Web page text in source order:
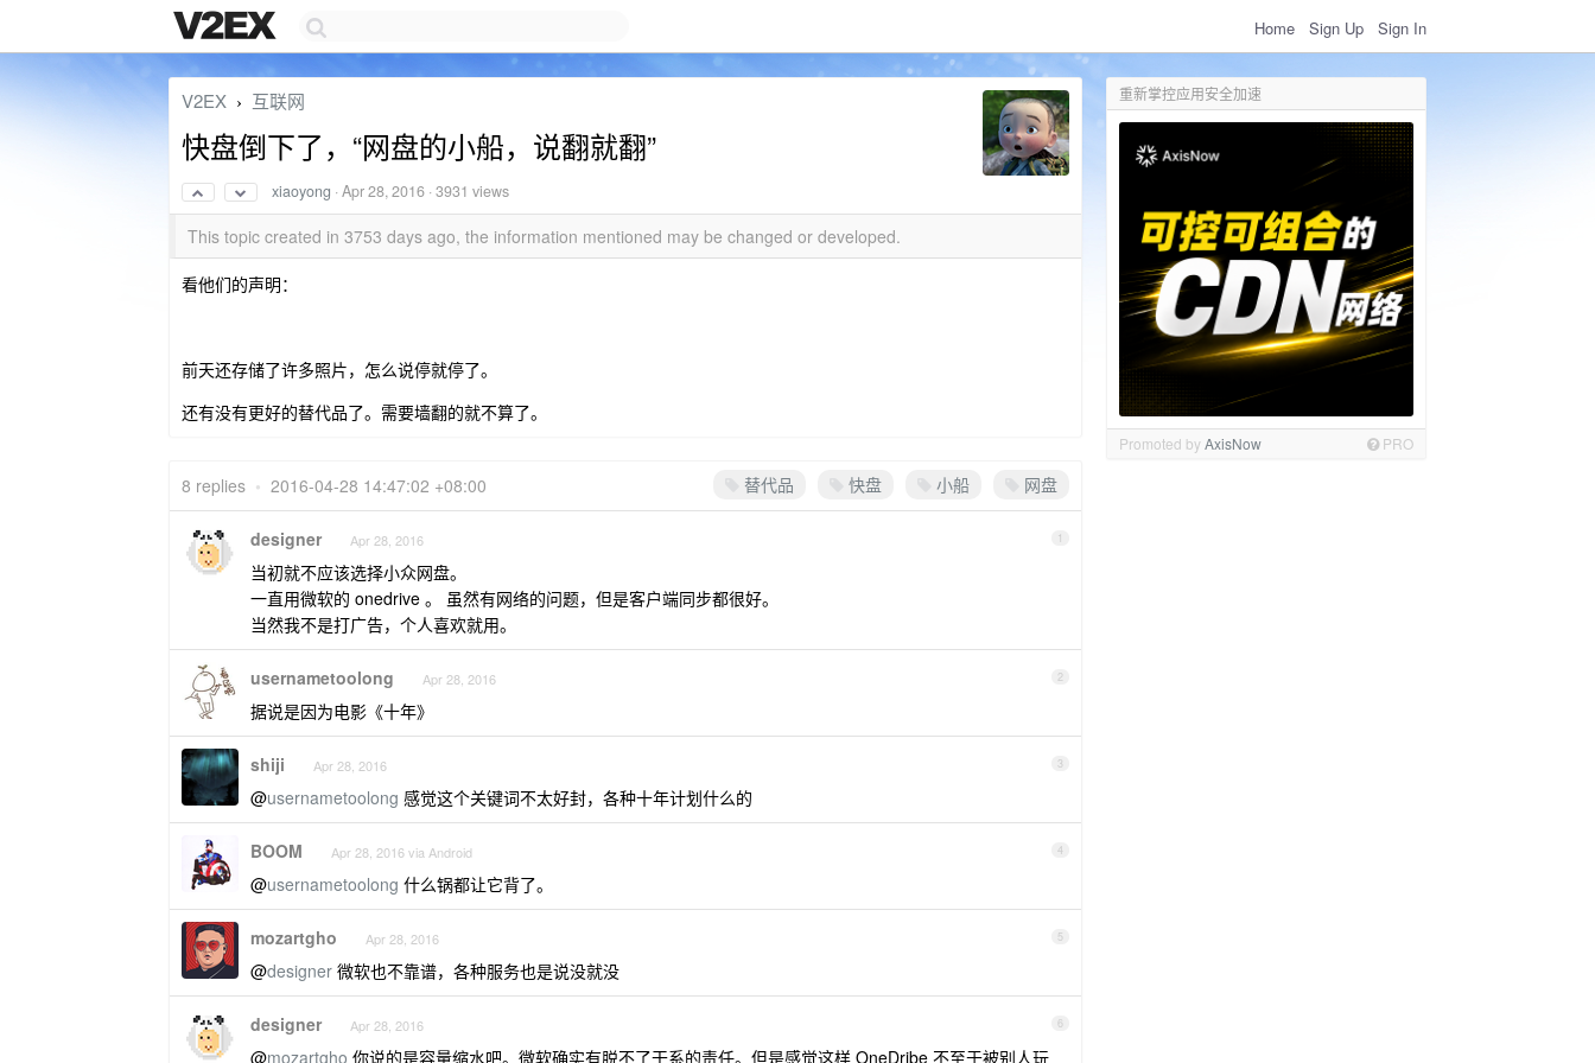
Home Sign Up Sign In
重新掌控应用安全加速
Promoted byAxisNow PRO
V2EX › 互联网
快盘倒下了，“网盘的小船，说翻就翻”
xiaoyong ·Apr 28, 2016 · 3931 views
This topic created in 3753 days ago, the information mentioned may be changed or developed.
看他们的声明：
前天还存储了许多照片，怎么说停就停了。
还有没有更好的替代品了。需要墙翻的就不算了。
替代品 快盘 小船 网盘
8 replies • 2016-04-28 14:47:02 +08:00
1
designer Apr 28, 2016
当初就不应该选择小众网盘。
一直用微软的 onedrive 。 虽然有网络的问题，但是客户端同步都很好。
当然我不是打广告，个人喜欢就用。
2
usernametoolong Apr 28, 2016
据说是因为电影《十年》
3
shiji Apr 28, 2016
@usernametoolong 感觉这个关键词不太好封，各种十年计划什么的
4
BOOM Apr 28, 2016 via Android
@usernametoolong 什么锅都让它背了。
5
mozartgho Apr 28, 2016
@designer 微软也不靠谱，各种服务也是说没就没
6
designer Apr 28, 2016
@mozartgho 你说的是容量缩水吧。微软确实有脱不了干系的责任。但是感觉这样 OneDribe 不至于被别人玩